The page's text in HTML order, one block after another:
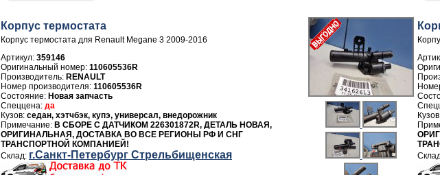
Корпус термостата
Корпус термостата для Renault Megane 3 2009-2016
Артикул: 359146
110605536R
Производитель: RENAULT
Номер производителя: 110605536R
Новая запчасть
да
седан, хэтчбэк, купэ, универсал, внедорожник
В СБОРЕ С ДАТЧИКОМ 226301872R, ДЕТАЛЬ НОВАЯ,
ОРИГИНАЛЬНАЯ, ДОСТАВКА ВО ВСЕ РЕГИОНЫ РФ И СНГ
ТРАНСПОРТНОЙ КОМПАНИЕЙ!
г.Санкт-Петербург Стрельбищенская